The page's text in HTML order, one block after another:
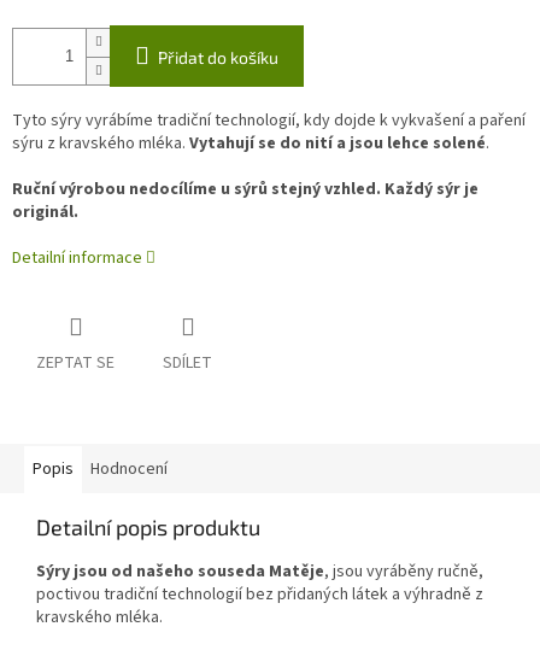
Přidat do košíku
Tyto sýry vyrábíme tradiční technologií, kdy dojde k vykvašení a paření
sýru z kravského mléka. Vytahují se do nití a jsou lehce solené.
Ruční výrobou nedocílíme u sýrů stejný vzhled. Každý sýr je
originál.
Detailní informace
ZEPTAT SE SDÍLET
Popis Hodnocení
Detailní popis produktu
Sýry jsou od našeho souseda Matěje, jsou vyráběny ručně,
poctivou tradiční technologií bez přidaných látek a výhradně z
kravského mléka.